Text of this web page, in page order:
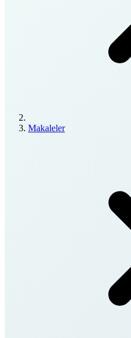
Makaleler